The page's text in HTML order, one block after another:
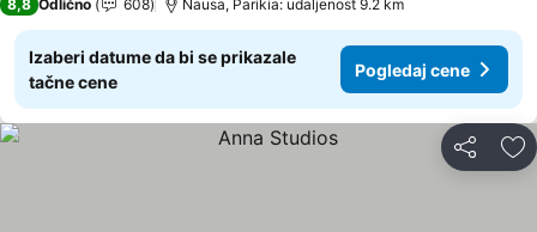
8,8 Odlično 608 Nausa, Parikia: udaljenost 9.2 km
Izaberi datume da bi se prikazale
tačne cene
Pogledaj cene
Deli